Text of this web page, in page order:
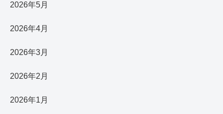
2026年5月
2026年4月
2026年3月
2026年2月
2026年1月